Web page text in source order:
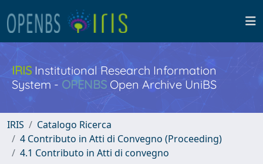
IRISInstitutional Research Information
System - OPENBS Open Archive UniBS
IRIS
Catalogo Ricerca
4 Contributo in Atti di Convegno (Proceeding)
4.1 Contributo in Atti di convegno